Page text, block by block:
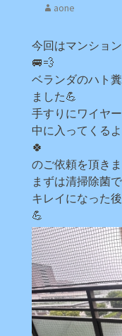
aone
今回はマンショ
🚐💨
ベランダのハト
ました💪
手すりにワイヤ
中に入ってくる
🍀
のご依頼を頂き
まずは清掃除菌
キレイになった
💪